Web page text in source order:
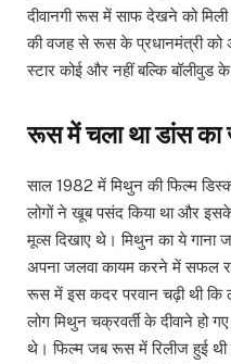
दीवानगी रूस में साफ देखने को मिली
की वजह से रूस के प्रधानमंत्री को
स्टार कोई और नहीं बल्कि बॉलीवुड
रूस में चला था डांस का
साल 1982 में मिथुन की फिल्म
लोगों ने खूब पसंद किया था और
मूव्स दिखाए थे। मिथुन का ये गाना
अपना जलवा कायम करने में सफल
रूस में इस कदर परवान चढ़ी थी
लोग मिथुन चक्रवर्ती के दीवाने हो
थे। फिल्म जब रूस में रिलीज हुई थी